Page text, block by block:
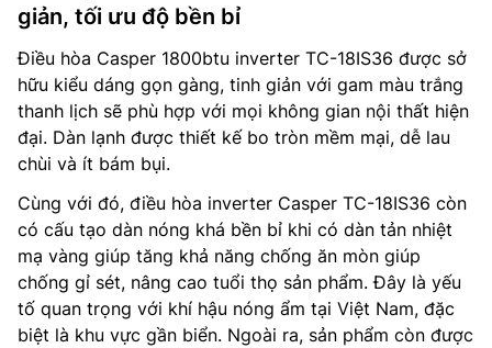
giản, tối ưu độ bền bỉ
Điều hòa Casper 1800btu inverter TC-18IS36 được sở
hữu kiểu dáng gọn gàng, tinh giản với gam màu trắng
thanh lịch sẽ phù hợp với mọi không gian nội thất hiện
đại. Dàn lạnh được thiết kế bo tròn mềm mại, dễ lau
chùi và ít bám bụi.
Cùng với đó, điều hòa inverter Casper TC-18IS36 còn
có cấu tạo dàn nóng khá bền bỉ khi có dàn tản nhiệt
mạ vàng giúp tăng khả năng chống ăn mòn giúp
chống gỉ sét, nâng cao tuổi thọ sản phẩm. Đây là yếu
tố quan trọng với khí hậu nóng ẩm tại Việt Nam, đặc
biệt là khu vực gần biển. Ngoài ra, sản phẩm còn được